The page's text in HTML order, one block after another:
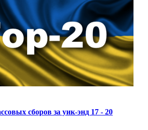
сборов за уик-энд 17 - 20